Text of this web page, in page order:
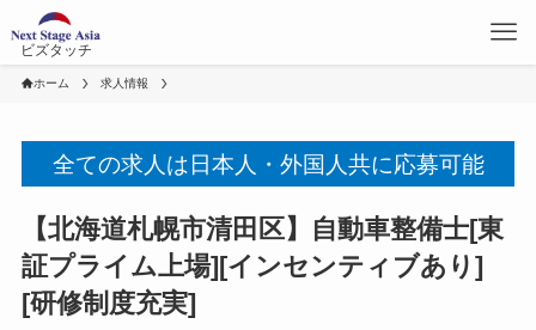
ビズタッチ
ホーム 求人情報
全ての求人は日本人・外国人共に応募可能
【北海道札幌市清田区】自動車整備士[東
証プライム上場][インセンティブあり]
[研修制度充実]